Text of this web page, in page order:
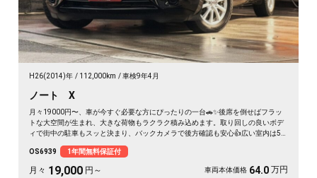
H26(2014)年 112,000km 車検9年4月
ノート X
月々19000円〜、車が今すぐ必要な方にぴったりの一台🚗✨後席を倒せばフラッ
トな大空間が生まれ、大きな荷物もラクラク積み込めます。取り回しの良いボデ
ィで街中の駐車もスッと決まり、バックカメラで後方確認も安心👍広い室内は5
通勤から週末の外出まで頼れる相棒に💫走行距離もまだまだ元気。《1年保証
付》
OS6939 1年間無料保証付
月々 19,000 円～ 車両本体価格 64.0 万円